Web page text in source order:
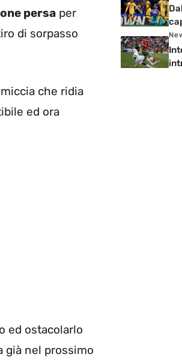
persa per
di sorpasso
che ridia
ed ora
ed ostacolarlo
già nel prossimo